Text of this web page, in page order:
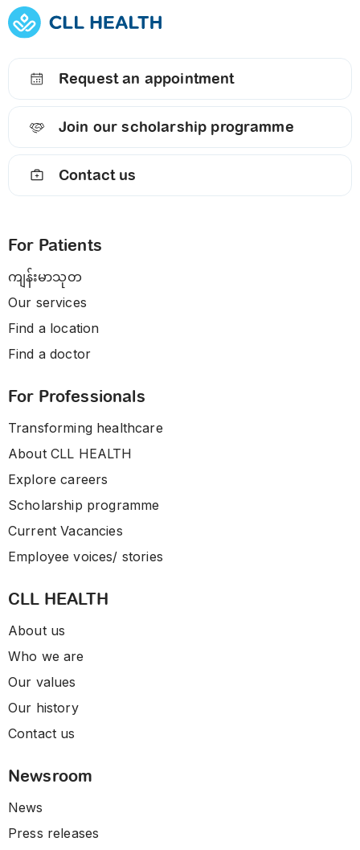
Request an appointment
Join our scholarship programme
Contact us
For Patients
ကျန်းမာသုတ
Our services
Find a location
Find a doctor
For Professionals
Transforming healthcare
About CLL HEALTH
Explore careers
Scholarship programme
Current Vacancies
Employee voices/ stories
CLL HEALTH
About us
Who we are
Our values
Our history
Contact us
Newsroom
News
Press releases